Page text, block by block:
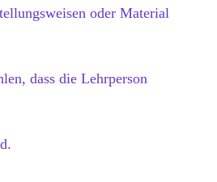
oder Material
dass die Lehrperson